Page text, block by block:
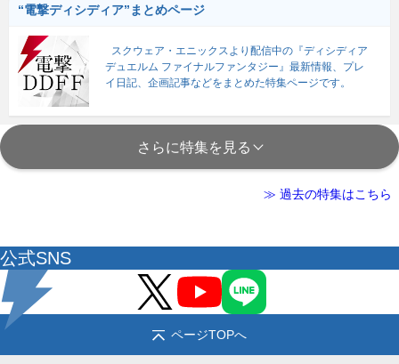
“電撃ディシディア”まとめページ
スクウェア・エニックスより配信中の『ディシディア
デュエルム ファイナルファンタジー』最新情報、プレ
イ日記、企画記事などをまとめた特集ページです。
さらに特集を見る
≫ 過去の特集はこちら
公式SNS
ページTOPへ